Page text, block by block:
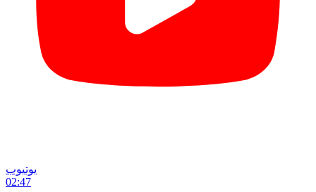
یوتیوب
02:47